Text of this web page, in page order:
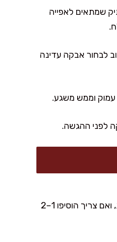
שמתאים לאפייה
שקדים). חשוב לבחור אבקה עדינה
עמוק וממש משגע.
בדרך כלל זה קורה כשהבצק רטוב מדי או כשהתנור לא חם מספיק. בפעם הבאה תקפידו על 170 מעלות, ואם צריך הוסיפו 1–2